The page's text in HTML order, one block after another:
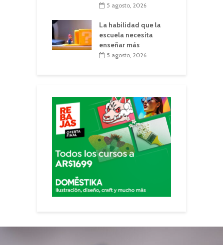
5 agosto, 2026
La habilidad que la
escuela necesita
enseñar más
5 agosto, 2026